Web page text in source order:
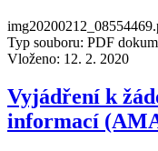
Typ souboru: PDF
Vloženo: 12. 2. 2020
Vyjádření k
informací